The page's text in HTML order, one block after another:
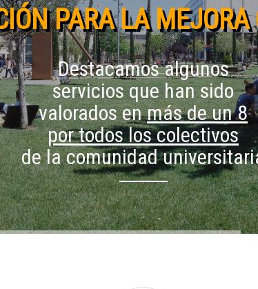
PARA LA
Destacamos algunos
servicios que han sido
valorados enmás de un 8
por todos los colectivos
de la comunidad